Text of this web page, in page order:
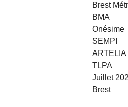
Brest
BMA
Onésime
SEMPI
ARTELIA
TLPA
Juillet
Brest